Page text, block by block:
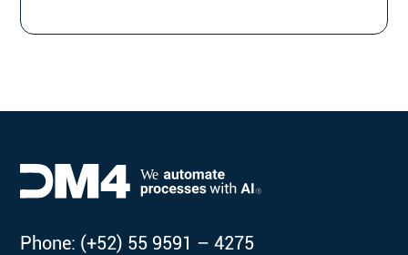
Phone: (+52) 55 9591 – 4275